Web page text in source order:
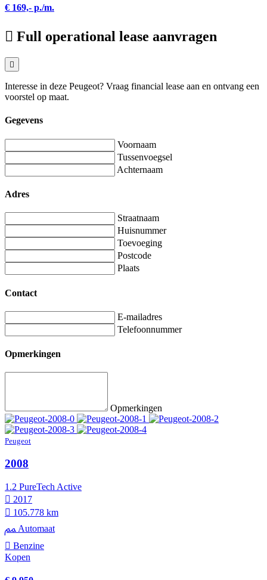
€ 169,- p./m.
Full operational lease aanvragen
Interesse in deze Peugeot? Vraag financial lease aan en ontvang een
voorstel op maat.
Gegevens
Voornaam
Tussenvoegsel
Achternaam
Adres
Straatnaam
Huisnummer
Toevoeging
Postcode
Plaats
Contact
E-mailadres
Telefoonnummer
Opmerkingen
Opmerkingen
Peugeot
2008
1.2 PureTech Active
2017
105.778 km
Automaat
Benzine
Kopen